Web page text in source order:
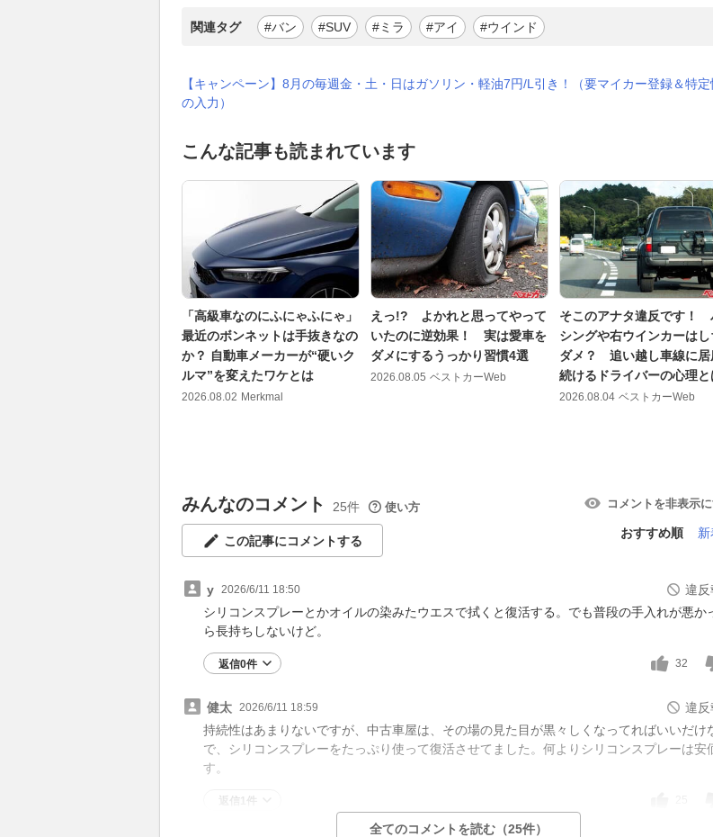
関連タグ #バン #SUV #ミラ #アイ #ウインド
【キャンペーン】8月の毎週金・土・日はガソリン・軽油7円/L引き！（要マイカー登録＆特定
の入力）
こんな記事も読まれています
「高級車なのにふにゃふにゃ」
最近のボンネットは手抜きなの
か？ 自動車メーカーが“硬いク
ルマ”を変えたワケとは
2026.08.02 Merkmal
えっ!? よかれと思ってやって
いたのに逆効果！ 実は愛車を
ダメにするうっかり習慣4選
2026.08.05 ベストカーWeb
そこのアナタ違反です！
シングや右ウインカーはし
ダメ？ 追い越し車線に居
続けるドライバーの心理と
2026.08.04 ベストカーWeb
みんなのコメント 25件 使い方 コメントを非表示
この記事にコメントする
おすすめ順
y 2026/6/11 18:50
違反
シリコンスプレーとかオイルの染みたウエスで拭くと復活する。でも普段の手入れが悪か
ら長持ちしないけど。
返信0件 32
健太 2026/6/11 18:59
違反
持続性はあまりないですが、中古車屋は、その場の見た目が黒々しくなってればいいだけ
で、シリコンスプレーをたっぷり使って復活させてました。何よりシリコンスプレーは安
す。
返信1件
全てのコメントを読む（25件）